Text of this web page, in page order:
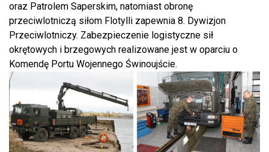
oraz Patrolem Saperskim, natomiast obronę
przeciwlotniczą siłom Flotylli zapewnia 8. Dywizjon
Przeciwlotniczy. Zabezpieczenie logistyczne sił
okrętowych i brzegowych realizowane jest w oparciu o
Komendę Portu Wojennego Świnoujście.